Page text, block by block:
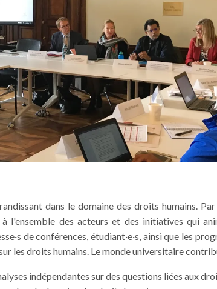
dans le domaine des droits humains. Par
l'ensemble des acteurs et des initiatives qui
de conférences, étudiant·e·s, ainsi que les
les droits humains. Le monde universitaire
indépendantes sur des questions liées aux